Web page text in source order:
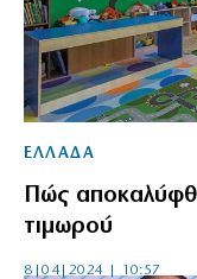
ΕΛΛΑΔΑ
Πώς
τιμωρού
8|04|2024 | 10:57